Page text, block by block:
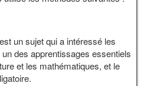
un sujet qui a intéressé les
des apprentissages essentiels
et les mathématiques, et le